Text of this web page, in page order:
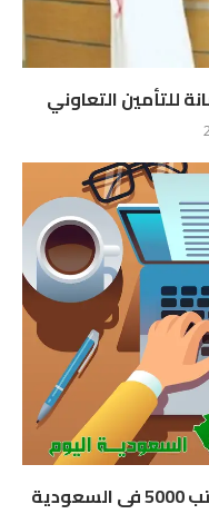
للتأمين التعاوني